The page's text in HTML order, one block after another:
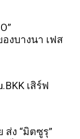
งบางนา เฟส
เสิร์ฟ
ง “มิตซูรุ”